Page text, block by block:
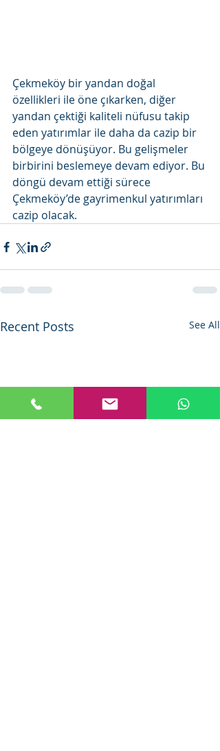
Çekmeköy bir yandan doğal
özellikleri ile öne çıkarken, diğer
yandan çektiği kaliteli nüfusu takip
eden yatırımlar ile daha da cazip bir
bölgeye dönüşüyor. Bu gelişmeler
birbirini beslemeye devam ediyor. Bu
döngü devam ettiği sürece
Çekmeköy’de gayrimenkul yatırımları
cazip olacak.
Recent Posts See All